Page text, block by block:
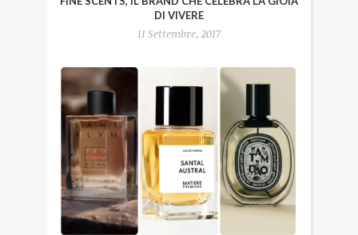
DI VIVERE
11 Settembre, 2017